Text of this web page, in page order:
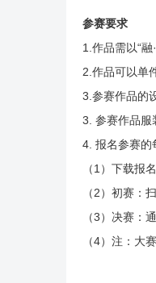
参赛要求
1.作品需以“融
2.作品可以单
3.参赛作品的
3. 参赛作品服
4. 报名参赛的
（1）下载报
（2）初赛：
（3）决赛：
（4）注：大